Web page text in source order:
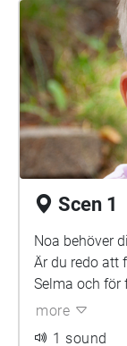
Scen 1
Noa behöver
Är du redo att
Selma och för
more
1 sound